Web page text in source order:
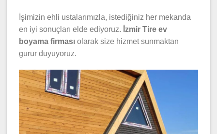
İşimizin ehli ustalarımızla, istediğiniz her mekanda
en iyi sonuçları elde ediyoruz. İzmir Tire ev
boyama firması olarak size hizmet sunmaktan
gurur duyuyoruz.